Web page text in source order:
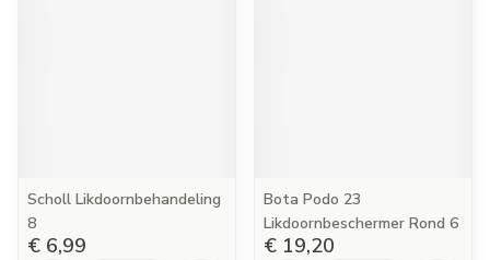
Scholl Likdoornbehandeling
8
€ 6,99
Bota Podo 23
Likdoornbeschermer Rond 6
€ 19,20